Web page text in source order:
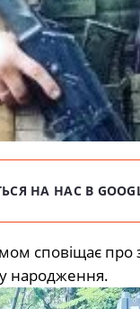
НА НАС В
сповіщає
народження.